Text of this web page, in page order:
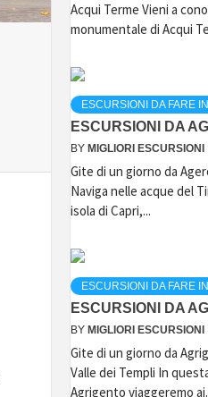
Acqui Terme Vieni a
monumentale di Acqui
ESCURSIONI DA FARE
ESCURSIONI DA
BY MIGLIORI ESCURSIONI
Gite di un giorno da
Naviga nelle acque del
isola di Capri,...
ESCURSIONI DA FARE
ESCURSIONI DA
BY MIGLIORI ESCURSIONI
Gite di un giorno da
Valle dei Templi In
Agrigento viaggeremo